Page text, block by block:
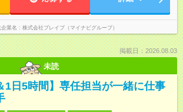
業名 株式会社ブレイブ（マイナビグループ）
掲載日：2026.08.03
未読
1日5時間】専任担当が一緒に仕事